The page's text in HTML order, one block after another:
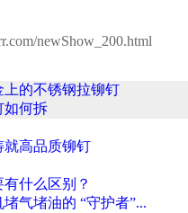
newShow_200.html
的不锈钢拉铆钉
如何拆
就高品质铆钉
什么区别？
气堵油的 “守护者”...